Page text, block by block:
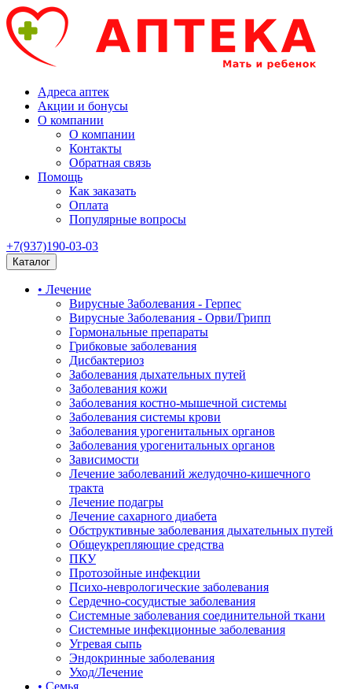
Адреса аптек
Акции и бонусы
О компании
О компании
Контакты
Обратная связь
Помощь
Как заказать
Оплата
Популярные вопросы
+7(937)190-03-03
Каталог
• Лечение
Вирусные Заболевания - Герпес
Вирусные Заболевания - Орви/Грипп
Гормональные препараты
Грибковые заболевания
Дисбактериоз
Заболевания дыхательных путей
Заболевания кожи
Заболевания костно-мышечной системы
Заболевания системы крови
Заболевания урогенитальных органов
Заболевания урогенитальных органов
Зависимости
Лечение заболеваний желудочно-кишечного
тракта
Лечение подагры
Лечение сахарного диабета
Обструктивные заболевания дыхательных путей
Общеукрепляющие средства
ПКУ
Протозойные инфекции
Психо-неврологические заболевания
Сердечно-сосудистые заболевания
Системные заболевания соединительной ткани
Системные инфекционные заболевания
Угревая сыпь
Эндокринные заболевания
Уход/Лечение
• Семья